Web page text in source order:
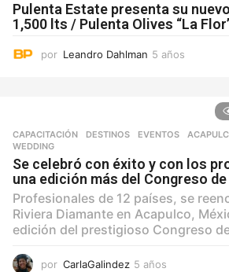
Pulenta Estate presenta su
1,500 lts / Pulenta Olives “La
por Leandro Dahlman 5 años
CAPACITACIÓN ,DESTINOS ,EVENTOS
WEDDING
Se celebró con éxito y con los
una edición más del Congreso
Profesionales de 12 países, se
Riviera Diamante en Acapulco,
edición del prestigioso Congreso
por CarlaGalindez 5 años